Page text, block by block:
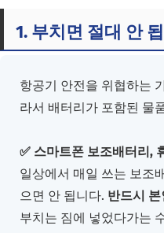
3. 베테랑 여행러
1. 부치면 절대 안
항공기 안전을 위협하는
라서 배터리가 포함된 물
✅ 스마트폰 보조배터리,
일상에서 매일 쓰는 보조
으면 안 됩니다. 반드시
부치는 짐에 넣었다가는